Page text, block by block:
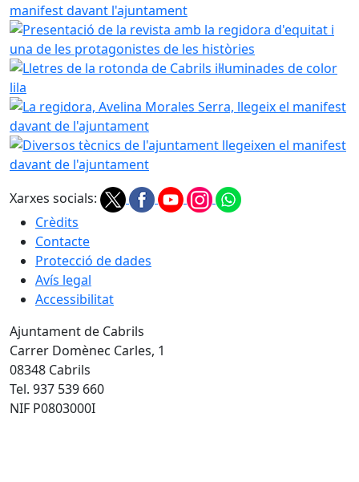
Presentació de la revista amb la regidora d'equitat i una
Lletres de la rotonda de Cabrils il·luminades de color lila
La regidora, Avelina Morales Serra, llegeix el manifest
Diversos tècnics de l'ajuntament llegeixen el manifest
Xarxes socials:
Crèdits
Contacte
Protecció de dades
Avís legal
Accessibilitat
Ajuntament de Cabrils
Carrer Domènec Carles, 1
08348 Cabrils
Tel. 937 539 660
NIF P0803000I